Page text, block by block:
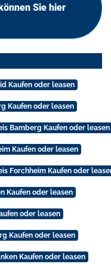
Sie hier
Kaufen oder leasen
Kaufen oder leasen
Bamberg Kaufen oder leasen
Kaufen oder leasen
Forchheim Kaufen oder
Kaufen oder leasen
oder leasen
Kaufen oder leasen
Kaufen oder leasen